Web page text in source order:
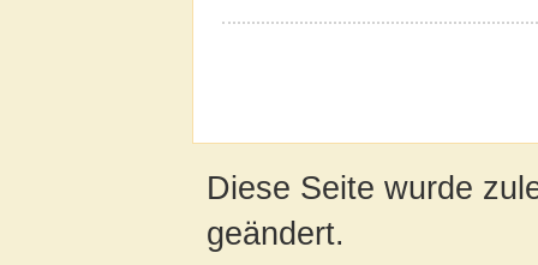
Diese Seite wurde
geändert.